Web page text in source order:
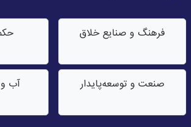
فرهنگ و صنایع خلاق
صنعت‌ و توسعه‌پایدار آب‌